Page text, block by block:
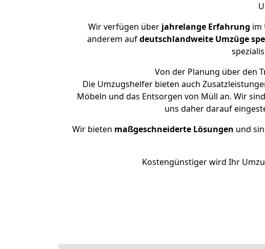
Wir verfügen überjahrelange Erfahrung im
anderem aufdeutschlandweite Umzüge
Von der Planung über den
Die Umzugshelfer bieten auch
Möbeln und das Entsorgen von Müll an. Wir
uns daher darauf
Wir bieten maßgeschneiderte Lösungen und
Kostengünstiger wird Ihr